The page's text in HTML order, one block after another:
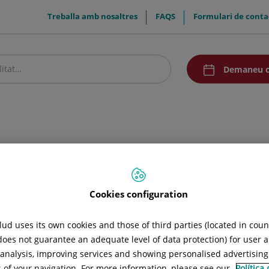
menuTop
Treballa amb nosaltres FAQS Formulari de
menuAcceso
Demaneu
i fertilitat
Cookies configuration
uses its own cookies and those of third parties (located in
not guarantee an adequate level of data protection) for user
improving services and showing personalised